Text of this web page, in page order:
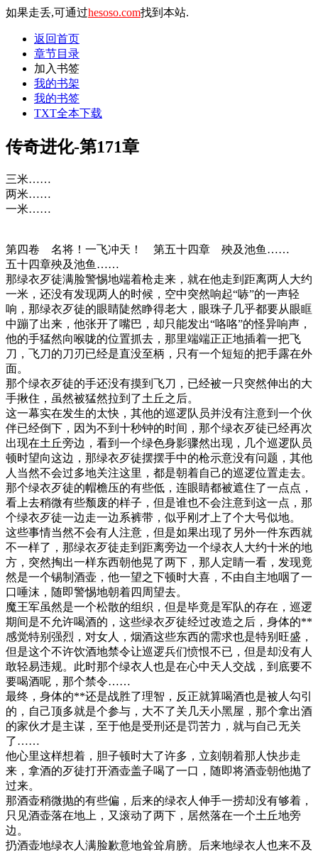
如果走丢,可通过hesoso.com找到本站.
返回首页
章节目录
加入书签
我的书架
我的书签
TXT全本下载
传奇进化-第171章
三米……
两米……
一米……
第四卷 名将！一飞冲天！ 第五十四章 殃及池鱼……
五十四章殃及池鱼……
那绿衣歹徒满脸警惕地端着枪走来，就在他走到距离两人大约
一米，还没有发现两人的时候，空中突然响起“哧”的一声轻
响，那绿衣歹徒的眼睛陡然睁得老大，眼珠子几乎都要从眼眶
中蹦了出来，他张开了嘴巴，却只能发出“咯咯”的怪异响声，
他的手猛然向喉咙的位置抓去，那里端端正正地插着一把飞
刀，飞刀的刀刃已经是直没至柄，只有一个短短的把手露在外
面。
那个绿衣歹徒的手还没有摸到飞刀，已经被一只突然伸出的大
手揪住，虽然被猛然拉到了土丘之后。
这一幕实在发生的太快，其他的巡逻队员并没有注意到一个伙
伴已经倒下，因为不到十秒钟的时间，那个绿衣歹徒已经再次
出现在土丘旁边，看到一个绿色身影骤然出现，几个巡逻队员
顿时望向这边，那绿衣歹徒摆摆手中的枪示意没有问题，其他
人当然不会过多地关注这里，都是朝着自己的巡逻位置走去。
那个绿衣歹徒的帽檐压的有些低，连眼睛都被遮住了一点点，
看上去稍微有些颓废的样子，但是谁也不会注意到这一点，那
个绿衣歹徒一边走一边系裤带，似乎刚才上了个大号似地。
这些事情当然不会有人注意，但是如果出现了另外一件东西就
不一样了，那绿衣歹徒走到距离旁边一个绿衣人大约十米的地
方，突然掏出一样东西朝他晃了两下，那人定睛一看，发现竟
然是一个锡制酒壶，他一望之下顿时大喜，不由自主地咽了一
口唾沫，随即警惕地朝着四周望去。
魔王军虽然是一个松散的组织，但是毕竟是军队的存在，巡逻
期间是不允许喝酒的，这些绿衣歹徒经过改造之后，身体的**
感觉特别强烈，对女人，烟酒这些东西的需求也是特别旺盛，
但是这个不许饮酒地禁令让巡逻兵们愤恨不已，但是却没有人
敢轻易违规。此时那个绿衣人也是在心中天人交战，到底要不
要喝酒呢，那个禁令……
最终，身体的**还是战胜了理智，反正就算喝酒也是被人勾引
的，自己顶多就是个参与，大不了关几天小黑屋，那个拿出酒
的家伙才是主谋，至于他是受刑还是罚苦力，就与自己无关
了……
他心里这样想着，胆子顿时大了许多，立刻朝着那人快步走
来，拿酒的歹徒打开酒壶盖子喝了一口，随即将酒壶朝他抛了
过来。
那酒壶稍微抛的有些偏，后来的绿衣人伸手一捞却没有够着，
只见酒壶落在地上，又滚动了两下，居然落在一个土丘地旁
边。
扔酒壶地绿衣人满脸歉意地耸耸肩膀。后来地绿衣人也来不及